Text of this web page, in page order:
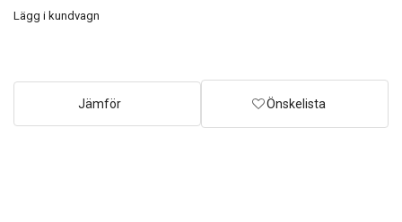
Lägg i kundvagn
Jämför Önskelista